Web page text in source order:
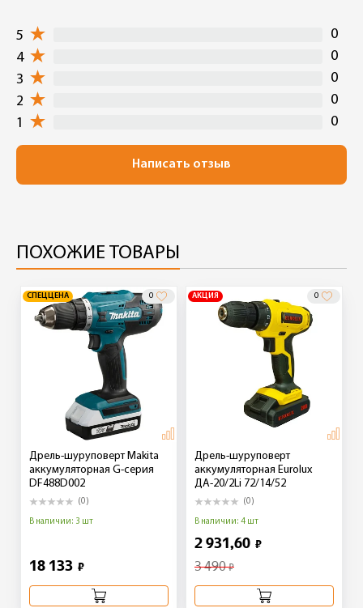
5
0
4
0
3
0
2
0
1
0
Написать отзыв
ПОХОЖИЕ ТОВАРЫ
СПЕЦЦЕНА 0
Дрель-шуруповерт Makita
аккумуляторная G-серия
DF488D002
(0)
В наличии: 3 шт
18 133 ₽
АКЦИЯ 0
Дрель-шуруповерт
аккумуляторная Eurolux
ДА-20/2Li 72/14/52
(0)
В наличии: 4 шт
2 931,60 ₽
3 490₽